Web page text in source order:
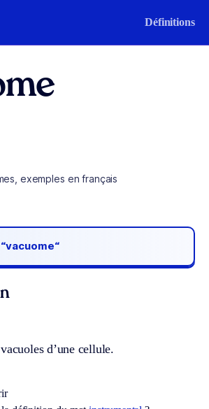
Définitions
exemples en français
“vacuome“
d’une cellule.